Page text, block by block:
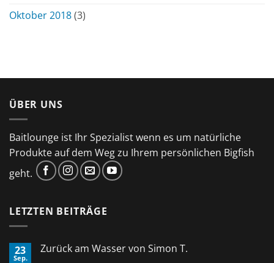
Oktober 2018(3)
ÜBER UNS
Baitlounge ist Ihr Spezialist wenn es um natürliche
Produkte auf dem Weg zu Ihrem persönlichen Bigfish
geht.
LETZTEN BEITRÄGE
23
Sep.
Zurück am Wasser von Simon T.